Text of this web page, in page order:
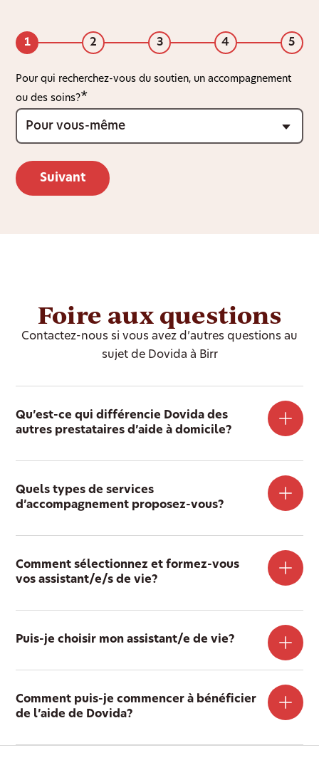
1 2 3 4 5
Pour qui recherchez-vous du soutien, un accompagnement
ou des soins?
Foire aux questions
Contactez-nous si vous avez d’autres questions au
sujet de Dovida à Birr
Qu’est-ce qui différencie Dovida des
autres prestataires d’aide à domicile?
Quels types de services
d’accompagnement proposez-vous?
Comment sélectionnez et formez-vous
vos assistant/e/s de vie?
Puis-je choisir mon assistant/e de vie?
Comment puis-je commencer à bénéficier
de l’aide de Dovida?